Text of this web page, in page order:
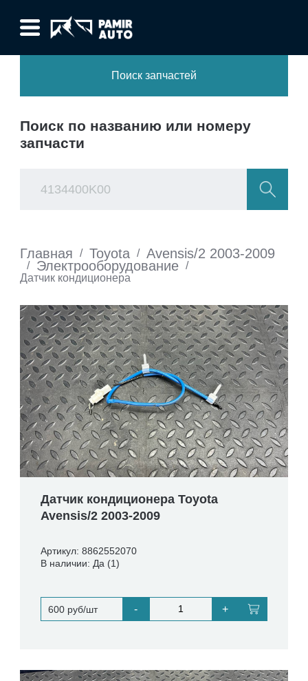
Поиск запчастей
Поиск по названию или номеру
запчасти
Главная / Toyota / Avensis/2 2003-2009
/ Электрооборудование /
Датчик кондиционера
Датчик кондиционера Toyota
Avensis/2 2003-2009
Артикул: 8862552070
В наличии: Да (1)
600 руб/шт - +